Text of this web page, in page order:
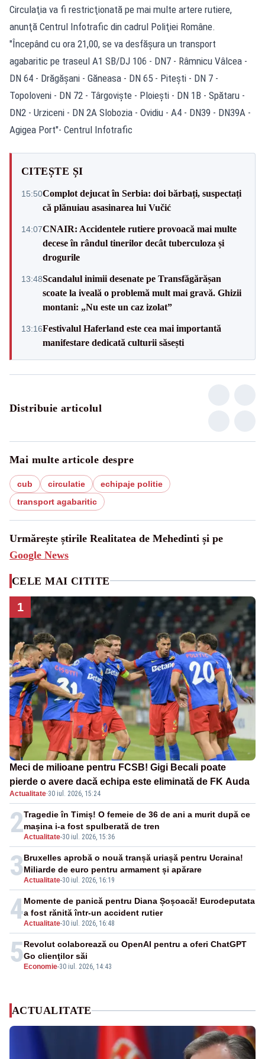
Circulaţia va fi restricţionată pe mai multe artere rutiere,
anunţă Centrul Infotrafic din cadrul Poliţiei Române.
"Începând cu ora 21,00, se va desfăşura un transport
agabaritic pe traseul A1 SB/DJ 106 - DN7 - Râmnicu Vâlcea -
DN 64 - Drăgăşani - Găneasa - DN 65 - Piteşti - DN 7 -
Topoloveni - DN 72 - Târgovişte - Ploieşti - DN 1B - Spătaru -
DN2 - Urziceni - DN 2A Slobozia - Ovidiu - A4 - DN39 - DN39A -
Agigea Port"- Centrul Infotrafic
CITEȘTE ȘI
15:50Complot dejucat în Serbia: doi bărbați, suspectați
că plănuiau asasinarea lui Vučić
14:07CNAIR: Accidentele rutiere provoacă mai multe
decese în rândul tinerilor decât tuberculoza și
drogurile
13:48Scandalul inimii desenate pe Transfăgărășan
scoate la iveală o problemă mult mai gravă. Ghizii
montani: „Nu este un caz izolat”
13:16Festivalul Haferland este cea mai importantă
manifestare dedicată culturii săsești
Distribuie articolul
Mai multe articole despre
cub circulatie
echipaje politie
transport agabaritic
Urmărește știrile Realitatea de Mehedinti și pe
Google News
CELE MAI CITITE
1
Meci de milioane pentru FCSB! Gigi Becali poate
pierde o avere dacă echipa este eliminată de FK Auda
Actualitate·30 iul. 2026, 15:24
2Actualitate-30 iul. 2026, 15:36
Tragedie în Timiș! O femeie de 36 de ani a murit după ce
mașina i-a fost spulberată de tren
3Actualitate-30 iul. 2026, 16:19
Bruxelles aprobă o nouă tranșă uriașă pentru Ucraina!
Miliarde de euro pentru armament și apărare
4Actualitate-30 iul. 2026, 16:48
Momente de panică pentru Diana Șoșoacă! Eurodeputata
a fost rănită într-un accident rutier
5 Economie-30 iul. 2026, 14:43
Revolut colaborează cu OpenAI pentru a oferi ChatGPT
Go clienţilor săi
ACTUALITATE